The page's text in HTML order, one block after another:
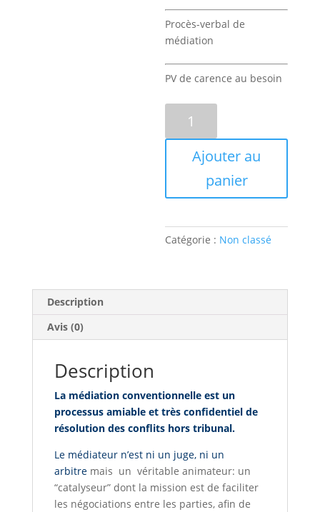
Procès-verbal de
médiation
PV de carence au besoin
Médiation
Conventionnelle
Ajouter au
panier
Catégorie : Non classé
Description
Avis (0)
Description
La médiation conventionnelle est un
processus amiable et très confidentiel de
résolution des conflits hors tribunal.
Le médiateur n’est ni un juge, ni un
arbitremais un véritable animateur: un
“catalyseur” dont la mission est de faciliter
les négociations entre les parties, afin de